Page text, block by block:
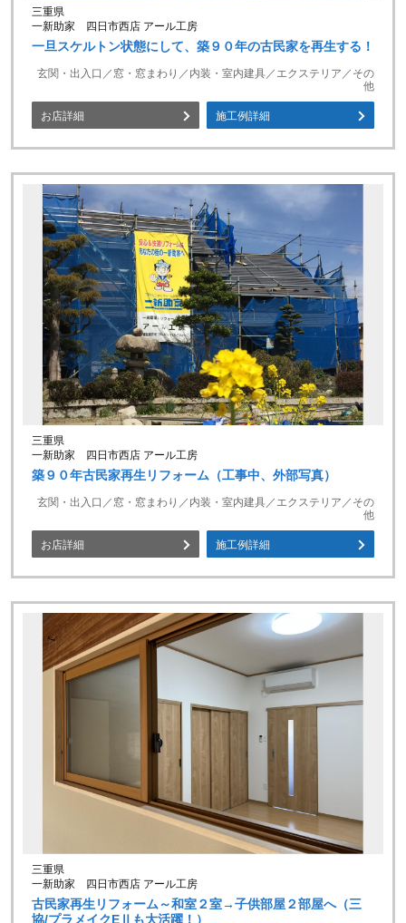
三重県
一新助家 四日市西店 アール工房
一旦スケルトン状態にして、築９０年の古民家を再生する！
玄関・出入口／窓・窓まわり／内装・室内建具／エクステリア／その
他
お店詳細 施工例詳細
三重県
一新助家 四日市西店 アール工房
築９０年古民家再生リフォーム（工事中、外部写真）
玄関・出入口／窓・窓まわり／内装・室内建具／エクステリア／その
他
お店詳細 施工例詳細
三重県
一新助家 四日市西店 アール工房
古民家再生リフォーム～和室２室→子供部屋２部屋へ（三
協/プラメイクEⅡも大活躍！）